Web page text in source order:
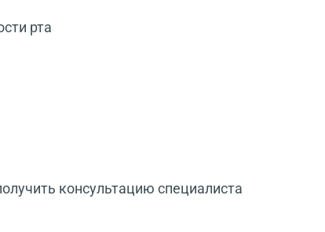
рта
консультацию специалиста